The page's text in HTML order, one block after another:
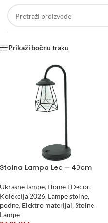
Prikaži bočnu traku
Stolna Lampa Led – 40cm
Ukrasne lampe, Home i Decor,
Kolekcija 2026, Lampe stolne,
podne, Elektro materijal, Stolne
Lampe